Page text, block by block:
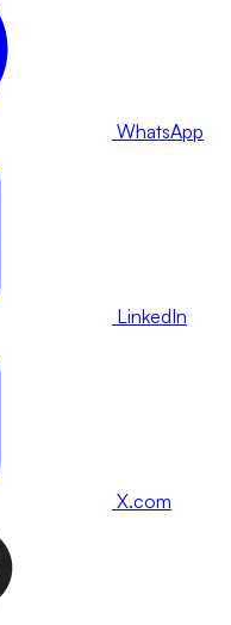
WhatsApp
LinkedIn
X.com